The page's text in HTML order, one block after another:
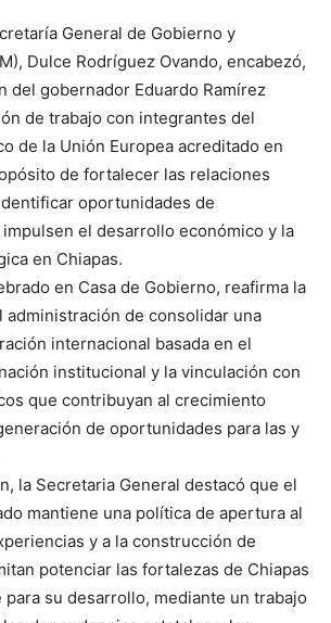
General de Gobierno y
Dulce Rodríguez Ovando, encabezó,
del gobernador Eduardo Ramírez
de trabajo con integrantes del
de la Unión Europea acreditado en
de fortalecer las relaciones
oportunidades de
el desarrollo económico y la
en Chiapas.
en Casa de Gobierno, reafirma la
administración de consolidar una
internacional basada en el
institucional y la vinculación con
que contribuyan al crecimiento
de oportunidades para las y
la Secretaria General destacó que el
mantiene una política de apertura al
y a la construcción de
potenciar las fortalezas de Chiapas
su desarrollo, mediante un trabajo